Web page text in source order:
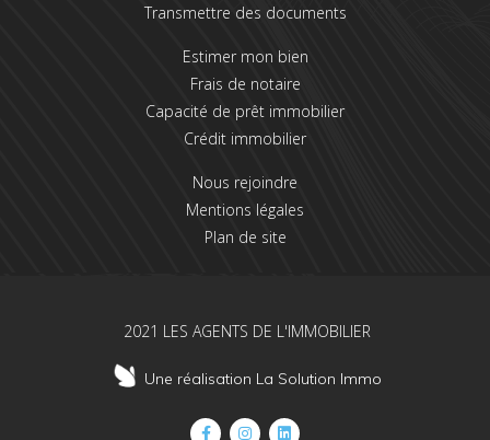
Transmettre des documents
Estimer mon bien
Frais de notaire
Capacité de prêt immobilier
Crédit immobilier
Nous rejoindre
Mentions légales
Plan de site
2021 LES AGENTS DE L'IMMOBILIER
Une réalisation La Solution Immo